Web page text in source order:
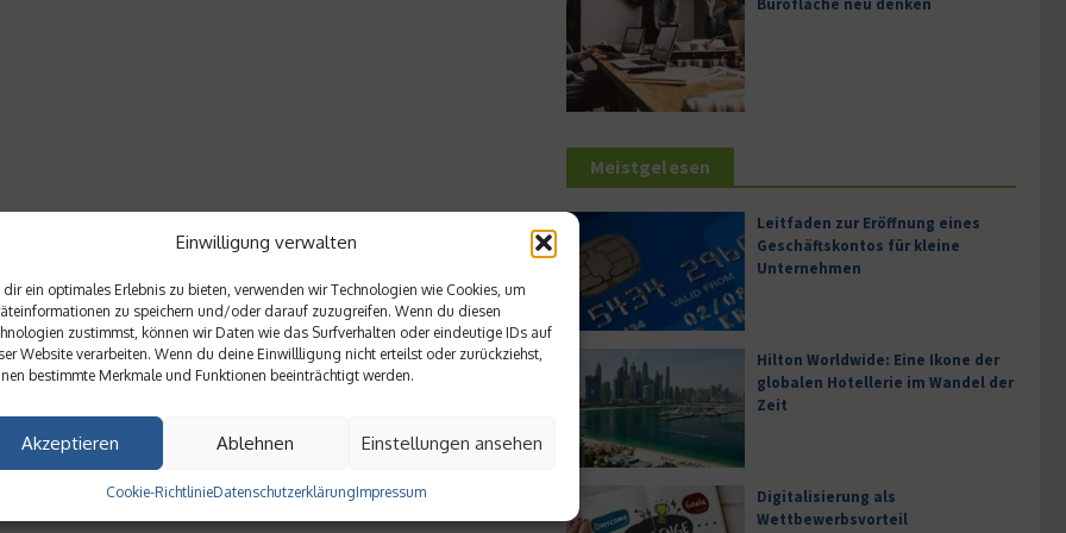
Einwilligung verwalten
dir ein optimales Erlebnis zu bieten, verwenden wir Technologien wie Cookies, um
zu speichern und/oder darauf zuzugreifen. Wenn du diesen
zustimmst, können wir Daten wie das Surfverhalten oder eindeutige IDs auf
Website verarbeiten. Wenn du deine Einwillligung nicht erteilst oder zurückziehst,
bestimmte Merkmale und Funktionen beeinträchtigt werden.
Akzeptieren Ablehnen Einstellungen ansehen
Cookie-RichtlinieDatenschutzerklärungImpressum
Bürofläche neu denken
Meistgelesen
Leitfaden zur Eröffnung eines
Geschäftskontos für kleine
Unternehmen
Hilton Worldwide: Eine Ikone der
globalen Hotellerie im Wandel der
Zeit
Digitalisierung als
Wettbewerbsvorteil